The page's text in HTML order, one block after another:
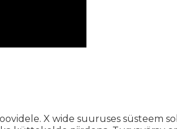
X wide suuruses süsteem